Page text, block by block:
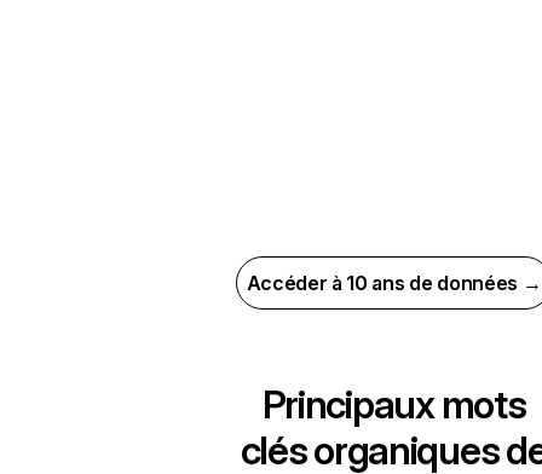
Accéder à 10 ans de données →
Principaux mots
clés organiques